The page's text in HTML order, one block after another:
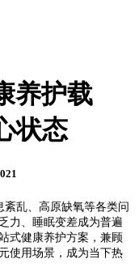
养护载
状态
乱、高原缺氧等各类问
力、睡眠变差成为普遍
式健康养护方案，兼顾
使用场景，成为当下热